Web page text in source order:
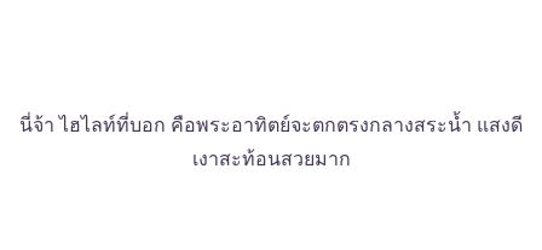
นี่จ้า ไฮไลท์ที่บอก คือพระอาทิตย์จะตกตรงกลางสระน้ำ แสงดี
เงาสะท้อนสวยมาก